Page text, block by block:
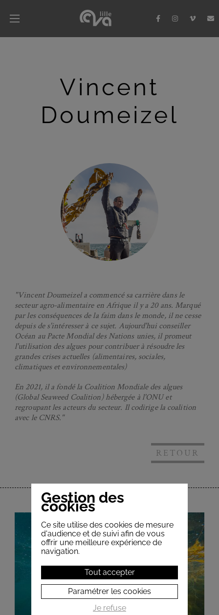
Vincent
Doumeizel
"Vincent Doumeizel a commencé sa carrière dans le
secteur agro-alimentaire en Afrique il y a 20 ans. Marqué
par les conséquences de la faim dans le monde, il ne cesse
depuis de s'intéresser à ce sujet. Aujourd'hui conseiller
Océan au Pacte Mondial des Nations unies, il promeut
l'utilisation des algues pour contribuer à résoudre les
grandes crises actuelles (alimentaires, sociales,
climatiques et environnementales)
En 2021, il a fondé la Coalition Mondiale des algues
(Global Seaweed Coalition) hébergée à l'ONU et
regroupant les acteurs du secteur. Il codirige la coalition
avec le CNRS."
RETOUR
Gestion des
cookies
Ce site utilise des cookies de mesure
d'audience et de suivi afin de vous
offrir une meilleure expérience de
navigation.
Tout accepter
Paramétrer les cookies
Je refuse